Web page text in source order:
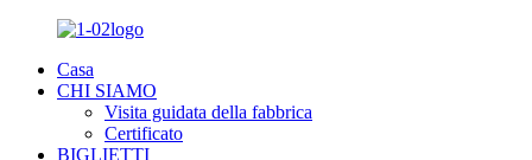
Casa
CHI SIAMO
Visita guidata della fabbrica
Certificato
BIGLIETTI